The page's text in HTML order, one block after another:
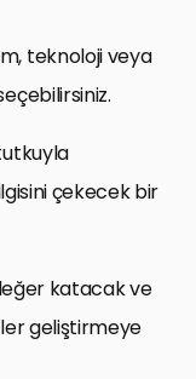
teknoloji veya
çekecek bir
katacak ve
geliştirmeye